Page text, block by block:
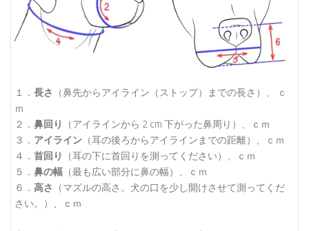
１． 長さ
（鼻先からアイライン（ストップ）までの長さ）、 ｃ
ｍ
２． 鼻回り
（アイラインから 2 cm 下がった鼻周り）、ｃｍ
３． アイライン （耳の後ろからアイラインまでの距離）、ｃｍ
４． 首回り
（耳の下に首回りを測ってください）、ｃｍ
５． 鼻の幅 （最も広い部分に鼻の幅）、ｃｍ
６． 高さ
（マズルの高さ。犬の口を少し開けさせて測ってくだ
さい。）、ｃｍ